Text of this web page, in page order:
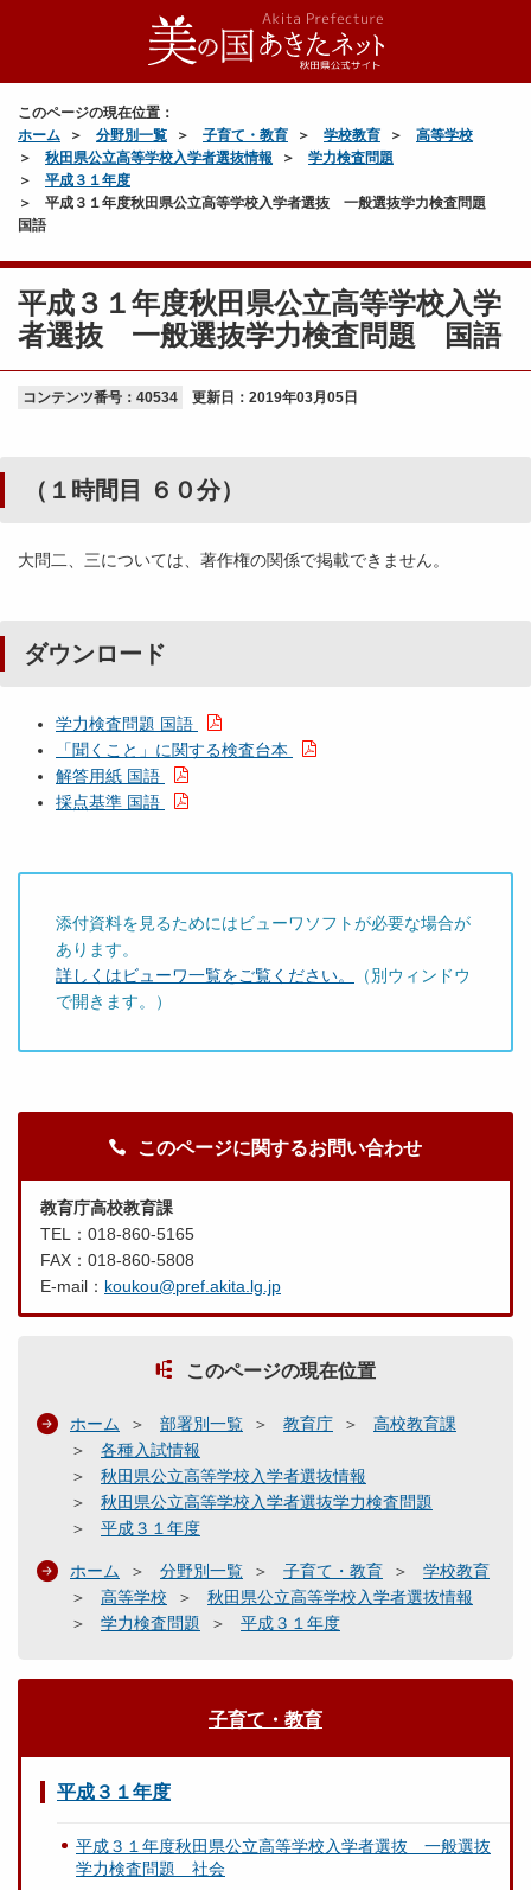
このページの現在位置：
ホーム
分野別一覧 子育て・教育 学校教育
高等学校
秋田県公立高等学校入学者選抜情報
学力検査問題
平成３１年度
平成３１年度秋田県公立高等学校入学者選抜 一般選抜学力検査問題
国語
平成３１年度秋田県公立高等学校入学
者選抜 一般選抜学力検査問題 国語
コンテンツ番号：40534 更新日： 2019年03月05日
（１時間目 ６０分）
大問二、三については、著作権の関係で掲載できません。
ダウンロード
学力検査問題 国語
「聞くこと」に関する検査台本
解答用紙 国語
採点基準 国語
添付資料を見るためにはビューワソフトが必要な場合が
あります。
詳しくはビューワ一覧をご覧ください。
（別ウィンドウ
で開きます。）
このページに関するお問い合わせ
教育庁高校教育課
TEL：018-860-5165
FAX：018-860-5808
E-mail： koukou@pref.akita.lg.jp
このページの現在位置
ホーム 部署別一覧 教育庁
高校教育課
各種入試情報
秋田県公立高等学校入学者選抜情報
秋田県公立高等学校入学者選抜学力検査問題
平成３１年度
ホーム 分野別一覧 子育て・教育
学校教育
高等学校
秋田県公立高等学校入学者選抜情報
学力検査問題
平成３１年度
子育て・教育
平成３１年度
平成３１年度秋田県公立高等学校入学者選抜 一般選抜
学力検査問題 社会